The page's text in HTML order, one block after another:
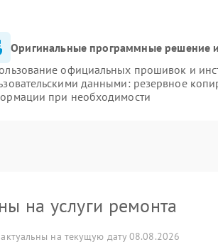
Оригинальные программные решение
официальных прошивок и
данными: резервное
при необходимости
на услуги ремонта
на текущую дату 08.08.2026